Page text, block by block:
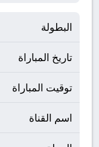
البطولة
تاريخ المباراة
توقيت المباراة
اسم القناة